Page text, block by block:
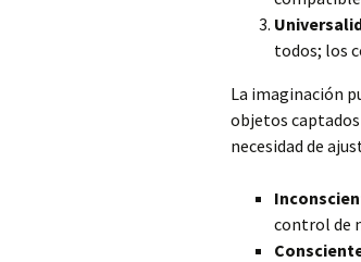
todos; los
La imaginación
objetos
necesidad de
control de